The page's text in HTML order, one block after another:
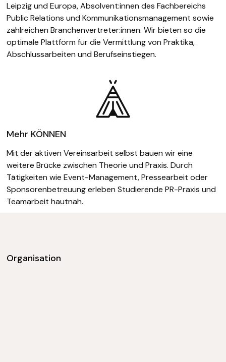
Leipzig und Europa, Absolvent:innen des Fachbereichs
Public Relations und Kommunikationsmanagement sowie
zahlreichen Branchenvertreter:innen. Wir bieten so die
optimale Plattform für die Vermittlung von Praktika,
Abschlussarbeiten und Berufseinstiegen.
Mehr KÖNNEN
Mit der aktiven Vereinsarbeit selbst bauen wir eine
weitere Brücke zwischen Theorie und Praxis. Durch
Tätigkeiten wie Event-Management, Pressearbeit oder
Sponsorenbetreuung erleben Studierende PR-Praxis und
Teamarbeit hautnah.
Organisation